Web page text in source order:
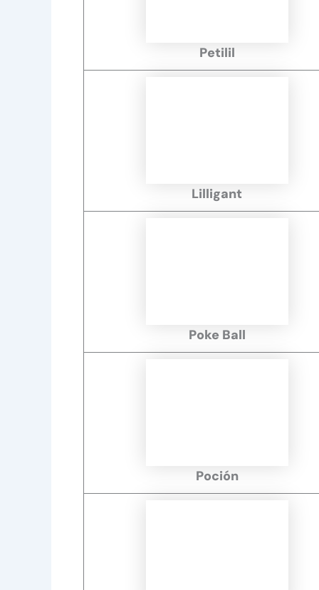
Petilil
Lilligant
Poke Ball
Poción